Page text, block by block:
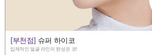
[부천점] 슈퍼 하이코
입체적인 얼굴 라인의 완성은 코!